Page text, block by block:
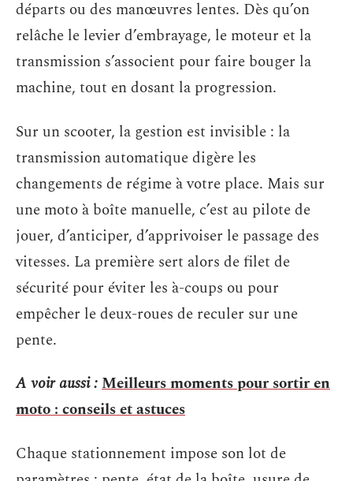
départs ou des manœuvres lentes. Dès qu’on
relâche le levier d’embrayage, le moteur et la
transmission s’associent pour faire bouger la
machine, tout en dosant la progression.
Sur un scooter, la gestion est invisible : la
transmission automatique digère les
changements de régime à votre place. Mais sur
une moto à boîte manuelle, c’est au pilote de
jouer, d’anticiper, d’apprivoiser le passage des
vitesses. La première sert alors de filet de
sécurité pour éviter les à-coups ou pour
empêcher le deux-roues de reculer sur une
pente.
A voir aussi :Meilleurs moments pour sortir en
moto : conseils et astuces
Chaque stationnement impose son lot de